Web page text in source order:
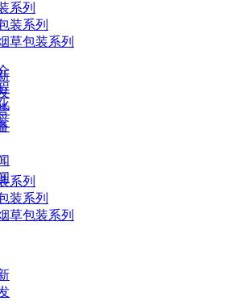
系列
装系列
草包装系列
系列
装系列
草包装系列